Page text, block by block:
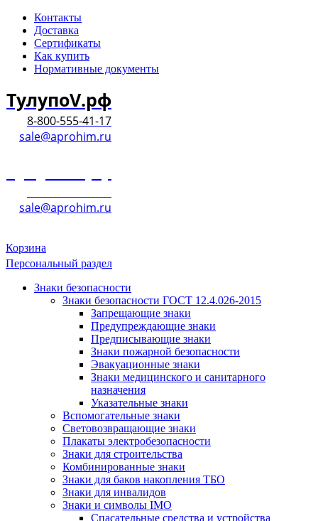
Контакты
Доставка
Сертификаты
Как купить
Нормативные документы
ТулупоV.рф
8-800-555-41-17
sale@aprohim.ru
sale@aprohim.ru
Корзина
Персональный раздел
Знаки безопасности
Знаки безопасности ГОСТ 12.4.026-2015
Запрещающие знаки
Предупреждающие знаки
Предписывающие знаки
Знаки пожарной безопасности
Эвакуационные знаки
Знаки медицинского и санитарного
назначения
Указательные знаки
Вспомогательные знаки
Световозвращающие знаки
Плакаты электробезопасности
Знаки для строительства
Комбинированные знаки
Знаки для баков накопления ТБО
Знаки для инвалидов
Знаки и символы IMO
Спасательные средства и устройства